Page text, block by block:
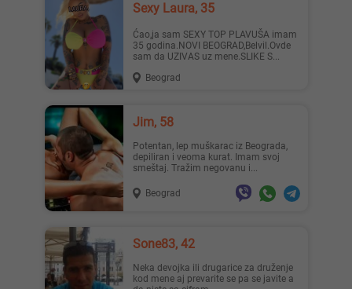
Sexy Laura, 35
Ćao,ja sam SEXY TOP PLAVUŠA imam
35 godina.NOVI BEOGRAD,Belvil.Ovde
sam da UZIVAS uz mene.SLIKE S...
Beograd
Jim, 58
Potentan, lep muškarac iz Beograda,
depiliran i veoma kurat. Imam svoj
smeštaj. Tražim negovanu i...
Beograd
Sone83, 42
Neka devojka ili drugarice za druženje
kod mene aj prevarite se pa se javite a